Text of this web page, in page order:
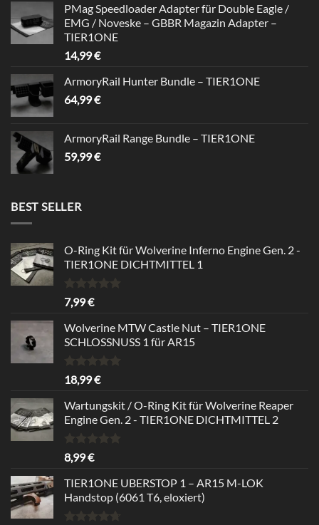
was:
39,99 €.
is:
34,99 €.
PMag Speedloader Adapter für Double Eagle /
EMG / Noveske – GBBR Magazin Adapter –
TIER1ONE
14,99€
ArmoryRail Hunter Bundle – TIER1ONE
64,99€
ArmoryRail Range Bundle – TIER1ONE
59,99€
BEST SELLER
O-Ring Kit für Wolverine Inferno Engine Gen. 2 -
TIER1ONE DICHTMITTEL 1
Rated
out of 5
7,99€
Wolverine MTW Castle Nut – TIER1ONE
SCHLOSSNUSS 1 für AR15
Rated5.00
out of 5
18,99€
Wartungskit / O-Ring Kit für Wolverine Reaper
Engine Gen. 2 - TIER1ONE DICHTMITTEL 2
Rated
out of 5
8,99€
TIER1ONE UBERSTOP 1 – AR15 M-LOK
Handstop (6061 T6, eloxiert)